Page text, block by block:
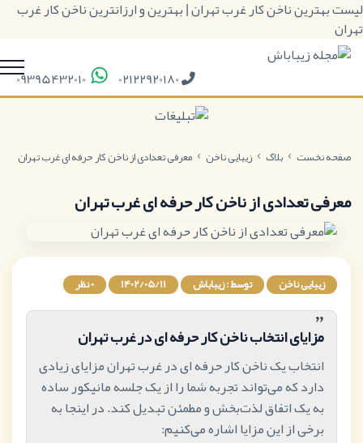
لیست بهترین ناخن کار غرب تهران | بهترین و ارزانترین ناخن کار غرب
تهران
صفحه نخست بلاگ زیبایی ناخن معرفی تعدادی از ناخن کار حرفه ای غرب تهران
معرفی تعدادی از ناخن کار حرفه ای غرب تهران
زیبایی ناخن توسط : زیباباش 1402/05/11 0 نظر
”
مزایای انتخاب ناخن کار حرفه ای در غرب تهران
انتخاب یک ناخن کار حرفه ای در غرب تهران مزایای زیادی
دارد که می‌تواند تجربه شما را از یک جلسه مانیکور ساده
به یک اتفاق لذت‌بخش و مطمئن تبدیل کند. در اینجا به
برخی از این مزایا اشاره می‌کنیم: